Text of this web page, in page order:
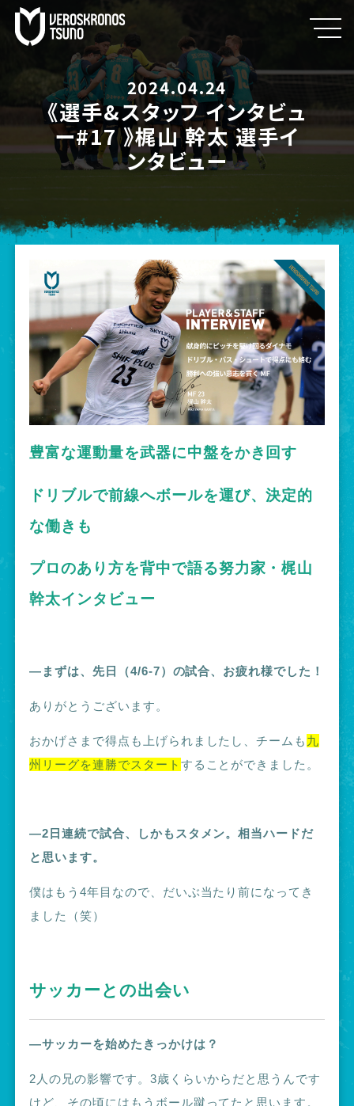
2024.04.24
《選手&スタッフ インタビュ
ー#17 》梶山 幹太 選手イ
ンタビュー
豊富な運動量を武器に中盤をかき回す
ドリブルで前線へボールを運び、決定的
な働きも
プロのあり方を背中で語る努力家・梶山
幹太インタビュー
―まずは、先日（4/6-7）の試合、お疲れ様でした！
ありがとうございます。
おかげさまで得点も上げられましたし、チームも 九
州リーグを連勝でスタート することができました。
―2日連続で試合、しかもスタメン。相当ハードだ
と思います。
僕はもう4年目なので、だいぶ当たり前になってき
ました（笑）
サッカーとの出会い
―サッカーを始めたきっかけは？
2人の兄の影響です。3歳くらいからだと思うんです
けど、その頃にはもうボール蹴ってたと思います。